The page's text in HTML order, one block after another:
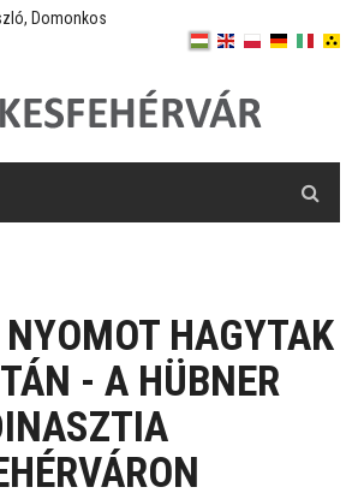
Domonkos
HAGYTAK
- A HÜBNER